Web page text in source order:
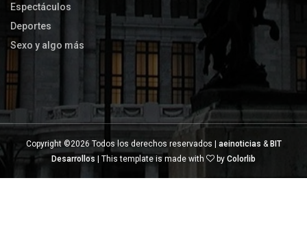
Espectáculos
Deportes
Sexo y algo más
Copyright ©2026 Todos los derechos reservados | aeinoticias & BIT
Desarrollos | This template is made with by Colorlib